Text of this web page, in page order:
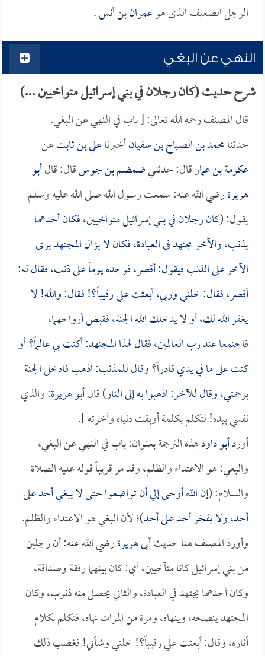
الرجل الضعيف الذي هوعمران بن أنس.
النهي عن البغي
شرح حديث (كان رجلان في بني إسرائيل متواخيين ...)
قال المصنف رحمه الله تعالى: [ باب في النهي عن البغي.
حدثنامحمد بن الصباح بن سفيانأخبرناعلي بن ثابتعن
عكرمة بن عمارقال: حدثنيضمضم بن جوسقال: قالأبو
هريرةرضي الله عنه: سمعت رسول الله صلى الله عليه وسلم
يقول: (كان رجلان في بني إسرائيل متواخيين، فكان أحدهما
يذنب، والآخر مجتهد في العبادة، فكان لا يزال المجتهد يرى
الآخر على الذنب فيقول: أقصر، فوجده يوماً على ذنب، فقال له:
أقصر، فقال: خلني وربي، أبعثت علي رقيباً؟! فقال: والله! لا
يغفر الله لك، أو لا يدخلك الله الجنة، فقبض أرواحهما،
فاجتمعا عند رب العالمين، فقال لهذا المجتهد: أكنت بي عالماً؟ أو
كنت على ما في يدي قادراً؟ وقال للمذنب: اذهب فادخل الجنة
برحمتي، وقال للآخر: اذهبوا به إلى النار) قالأبو هريرة: والذي
نفسي بيده! لتكلم بكلمة أوبقت دنياه وآخرته ].
أوردأبو داودهذه الترجمة بعنوان: باب في النهي عن البغي،
والبغي: هو الاعتداء والظلم، وقد مر قريباً قوله عليه الصلاة
والسلام: (إن الله أوحى إلي أن تواضعوا حتى لا يبغي أحد على
أحد، ولا يفخر أحد على أحد)؛ لأن البغي هو الاعتداء والظلم.
وأورد المصنف هنا حديثأبي هريرةرضي الله عنه: أن رجلين
من بني إسرائيل كانا متآخيين، أي: كان بينهما رفقة وصداقة،
وكان أحدهما يجتهد في العبادة، والثاني يحصل منه ذنوب، وكان
المجتهد ينصحه، وينهاه، ومرة من المرات نهاه، فتكلم بكلام
أثاره، وقال: أبعثت علي رقيباً؟! خلني وشأني! فغضب ذلك